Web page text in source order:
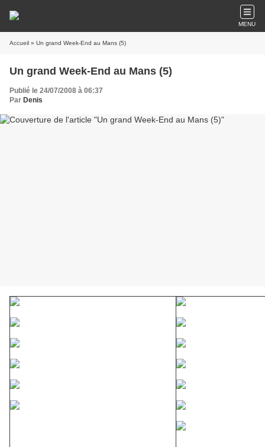
MENU
Accueil » Un grand Week-End au Mans (5)
Un grand Week-End au Mans (5)
Publié le 24/07/2008 à 06:37
Par Denis